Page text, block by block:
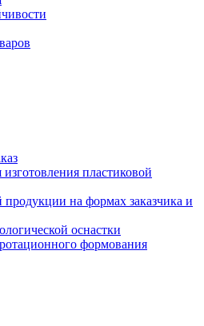
пластиковой
продукции на формах заказчика и
оснастки
формования